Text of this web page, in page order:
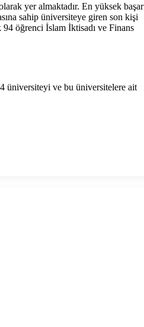
yer almaktadır. En yüksek
sahip üniversiteye giren son kişi
öğrenci İslam İktisadı ve Finans
4 üniversiteyi ve bu üniversitelere ait